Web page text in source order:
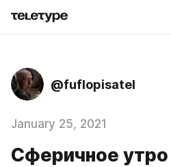
@fuflopisatel
January 25, 2021
Сферичное утро